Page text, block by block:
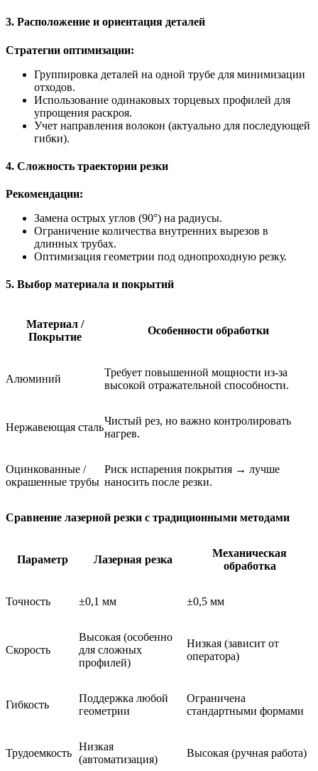
3. Расположение и ориентация деталей
Стратегии оптимизации:
Группировка деталей на одной трубе для минимизации
отходов.
Использование одинаковых торцевых профилей для
упрощения раскроя.
Учет направления волокон (актуально для последующей
гибки).
4. Сложность траектории резки
Рекомендации:
Замена острых углов (90°) на радиусы.
Ограничение количества внутренних вырезов в
длинных трубах.
Оптимизация геометрии под однопроходную резку.
5. Выбор материала и покрытий
Материал /
Покрытие
Особенности обработки
Алюминий
Требует повышенной мощности из-за
высокой отражательной способности.
Нержавеющая сталь
Чистый рез, но важно контролировать
нагрев.
Оцинкованные /
окрашенные трубы
Риск испарения покрытия → лучше
наносить после резки.
Сравнение лазерной резки с традиционными методами
Параметр Лазерная резка
Механическая
обработка
Точность ±0,1 мм ±0,5 мм
Скорость
Высокая (особенно
для сложных
профилей)
Низкая (зависит от
оператора)
Гибкость
Поддержка любой
геометрии
Ограничена
стандартными формами
Трудоемкость
Низкая
(автоматизация)
Высокая (ручная работа)